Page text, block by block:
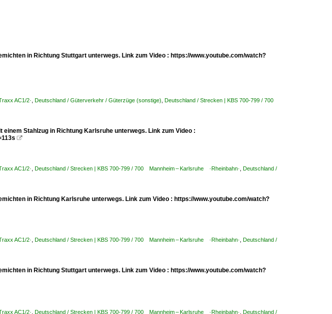
in Richtung Stuttgart unterwegs. Link zum Video : https://www.youtube.com/watch?
AC1/2· Deutschland / Güterverkehr / Güterzüge (sonstige) Deutschland / Strecken | KBS 700-799 / 700
einem Stahlzug in Richtung Karlsruhe unterwegs. Link zum Video :

AC1/2· Deutschland / Strecken | KBS 700-799 / 700 Mannheim – Karlsruhe ·Rheinbahn· Deutschland /
in Richtung Karlsruhe unterwegs. Link zum Video : https://www.youtube.com/watch?
AC1/2· Deutschland / Strecken | KBS 700-799 / 700 Mannheim – Karlsruhe ·Rheinbahn· Deutschland /
in Richtung Stuttgart unterwegs. Link zum Video : https://www.youtube.com/watch?
AC1/2· Deutschland / Strecken | KBS 700-799 / 700 Mannheim – Karlsruhe ·Rheinbahn· Deutschland /